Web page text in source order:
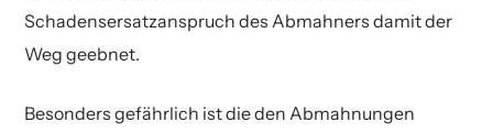
Schadensersatzanspruch des Abmahners damit der
Weg geebnet.
Besonders gefährlich ist die den Abmahnungen